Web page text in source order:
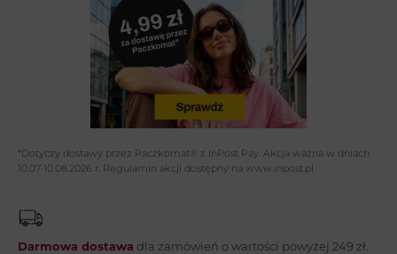
Adres email*:
Wiadomość*:
*Dotyczy dostawy przez Paczkomat® z InPost Pay. Akcja ważna w dniach
10.07-10.08.2026 r. Regulamin akcji dostępny na www.inpost.pl
Darmowa dostawa dla zamówień o wartości powyżej 249 zł.